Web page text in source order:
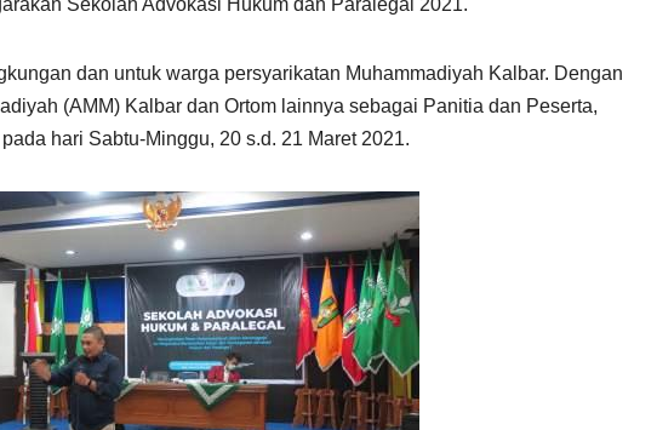
Sekolah Advokasi Hukum dan Paralegal 2021.
dan untuk warga persyarikatan Muhammadiyah Kalbar. Dengan
(AMM) Kalbar dan Ortom lainnya sebagai Panitia dan Peserta,
hari Sabtu-Minggu, 20 s.d. 21 Maret 2021.